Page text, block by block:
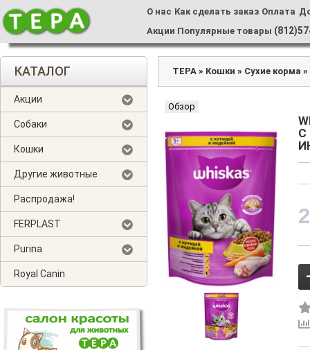
О нас Как сделать заказ Оплата
Акции Популярные товары
КАТАЛОГ
Акции
Собаки
Кошки
Другие животные
Распродажа!
FERPLAST
Purina
Royal Canin
ТЕРА » Кошки » Сухие корма »
Обзор
С